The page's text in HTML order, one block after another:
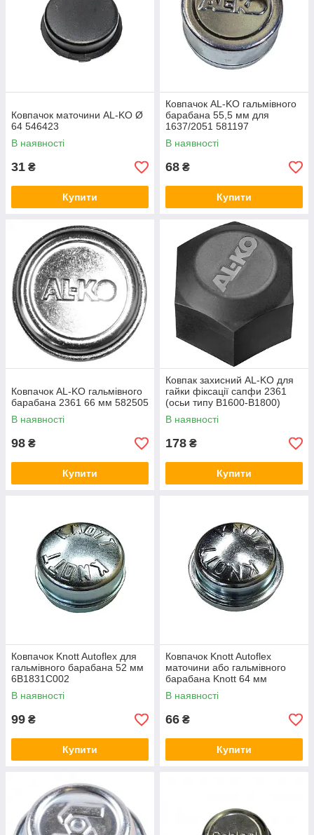
Ковпачок маточини AL-KO Ø
64 546423
В наявності
31 ₴
Купити
Ковпачок AL-KO гальмівного
барабана 55,5 мм для
1637/2051 581197
В наявності
68 ₴
Купити
Ковпачок AL-KO гальмівного
барабана 2361 66 мм 582505
В наявності
98 ₴
Купити
Ковпак захисний AL-KO для
гайки фіксації сапфи 2361
(осьи типу B1600-B1800)
582542
В наявності
178 ₴
Купити
Ковпачок Knott Autoflex для
гальмівного барабана 52 мм
6B1831C002
В наявності
99 ₴
Купити
Ковпачок Knott Autoflex
маточини або гальмівного
барабана Knott 64 мм
6B1832C002
В наявності
66 ₴
Купити